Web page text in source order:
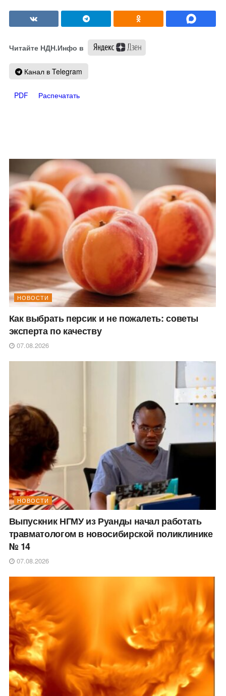
Читайте НДН.Инфо в
Канал в Telegram
PDF Распечатать
НОВОСТИ
Как выбрать персик и не пожалеть: советы
эксперта по качеству
07.08.2026
НОВОСТИ
Выпускник НГМУ из Руанды начал работать
травматологом в новосибирской поликлинике
№ 14
07.08.2026